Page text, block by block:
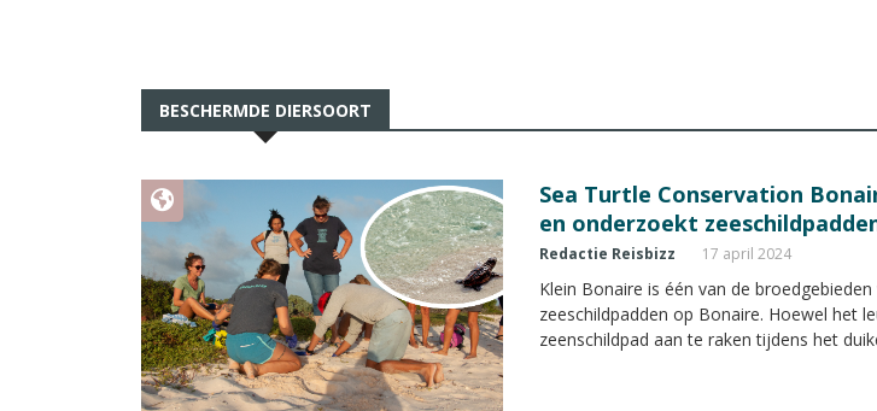
BESCHERMDE DIERSOORT
Sea Turtle Conservation
en onderzoekt
Redactie Reisbizz 17 april 2024
Klein Bonaire is één van de
zeeschildpadden op Bonaire. Hoewel het
zeenschildpad aan te raken tijdens het